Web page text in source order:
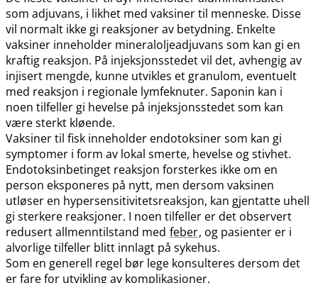
som adjuvans, i likhet med vaksiner til menneske. Disse
vil normalt ikke gi reaksjoner av betydning. Enkelte
vaksiner inneholder mineraloljeadjuvans som kan gi en
kraftig reaksjon. På injeksjonsstedet vil det, avhengig av
injisert mengde, kunne utvikles et granulom, eventuelt
med reaksjon i regionale lymfeknuter. Saponin kan i
noen tilfeller gi hevelse på injeksjonsstedet som kan
være sterkt kløende.
Vaksiner til fisk inneholder endotoksiner som kan gi
symptomer i form av lokal smerte, hevelse og stivhet.
Endotoksinbetinget reaksjon forsterkes ikke om en
person eksponeres på nytt, men dersom vaksinen
utløser en hypersensitivitetsreaksjon, kan gjentatte uhell
gi sterkere reaksjoner. I noen tilfeller er det observert
redusert allmenntilstand med feber, og pasienter er i
alvorlige tilfeller blitt innlagt på sykehus.
Som en generell regel bør lege konsulteres dersom det
er fare for utvikling av komplikasjoner.